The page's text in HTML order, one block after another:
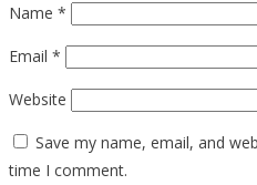
Name *
Email *
Website
Save my name, email, and
time I comment.